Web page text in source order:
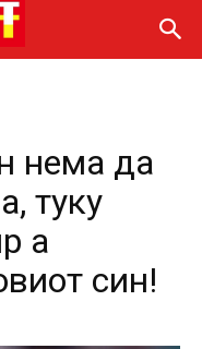
нема да
туку
а
син!